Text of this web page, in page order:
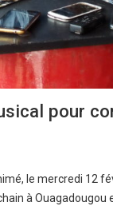
pour
le mercredi 12
à Ouagadougou